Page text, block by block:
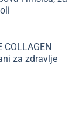
COLLAGEN
za zdravlje